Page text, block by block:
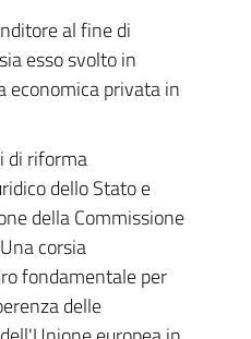
al fine di
esso svolto in
economica privata in
di riforma
dello Stato e
della Commissione
corsia
fondamentale per
delle